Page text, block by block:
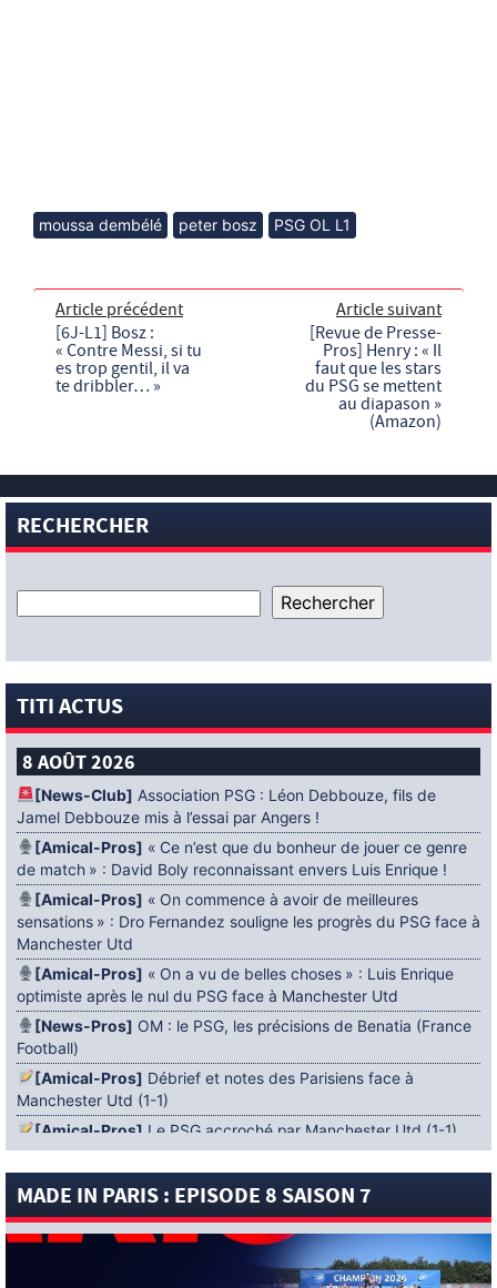
moussa dembélé peter bosz PSG OL L1
Article précédent
[6J-L1] Bosz :
« Contre Messi, si tu
es trop gentil, il va
te dribbler… »
Article suivant
[Revue de Presse-
Pros] Henry : « Il
faut que les stars
du PSG se mettent
au diapason »
(Amazon)
RECHERCHER
TITI ACTUS
8 AOÛT 2026
[News-Club] Association PSG : Léon Debbouze, fils de
Jamel Debbouze mis à l’essai par Angers !
[Amical-Pros] « Ce n’est que du bonheur de jouer ce genre
de match » : David Boly reconnaissant envers Luis Enrique !
[Amical-Pros] « On commence à avoir de meilleures
sensations » : Dro Fernandez souligne les progrès du PSG face à
Manchester Utd
[Amical-Pros] « On a vu de belles choses » : Luis Enrique
optimiste après le nul du PSG face à Manchester Utd
[News-Pros] OM : le PSG, les précisions de Benatia (France
Football)
[Amical-Pros] Débrief et notes des Parisiens face à
Manchester Utd (1-1)
[Amical-Pros] Le PSG accroché par Manchester Utd (1-1)
5 AOÛT 2026
[News-Pros]Le Barça aurait fixé une deadline au PSG dans
le dossier Ferran Torres (Diario Sport)
MADE IN PARIS : EPISODE 8 SAISON 7